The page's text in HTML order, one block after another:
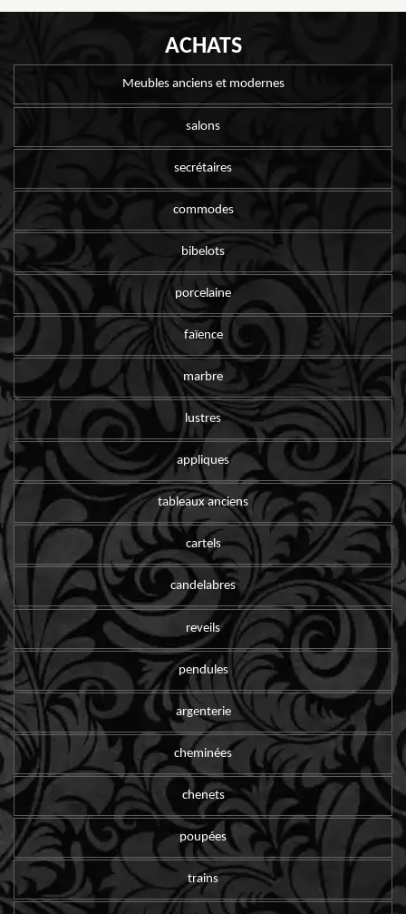
ACHATS
Meubles anciens et modernes
salons
secrétaires
commodes
bibelots
porcelaine
faïence
marbre
lustres
appliques
tableaux anciens
cartels
candelabres
reveils
pendules
argenterie
cheminées
chenets
poupées
trains